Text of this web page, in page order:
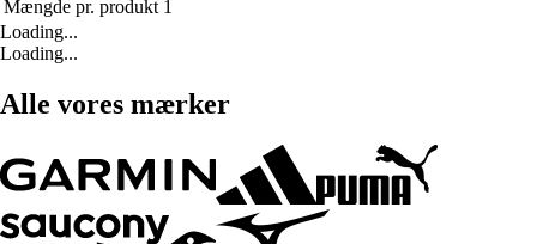
Mængde pr. produkt 1
Loading...
Loading...
Alle vores mærker